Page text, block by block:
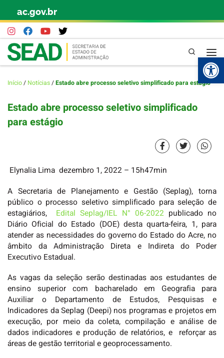
Skip to content
ac.gov.br
Pesquisa
Início/ Notícias/Estado abre processo seletivo simplificado para estágio
Estado abre processo seletivo simplificado
para estágio
Elynalia Lima dezembro 1, 2022 – 15h47min
A Secretaria de Planejamento e Gestão (Seplag), torna
público o processo seletivo simplificado para seleção de
estagiários, Edital Seplag/IEL N° 06-2022 publicado no
Diário Oficial do Estado (DOE) desta quarta-feira, 1, para
atender as necessidades do governo do Estado do Acre, no
âmbito da Administração Direta e Indireta do Poder
Executivo Estadual.
As vagas da seleção serão destinadas aos estudantes de
ensino superior com bacharelado em Geografia para
Auxiliar o Departamento de Estudos, Pesquisas e
Indicadores da Seplag (Deepi) nos programas e projetos em
execução, por meio da coleta, compilação e análise de
dados indicadores e produção de relatórios, e reforçar as
áreas de gestão territorial e geoprocessamento.